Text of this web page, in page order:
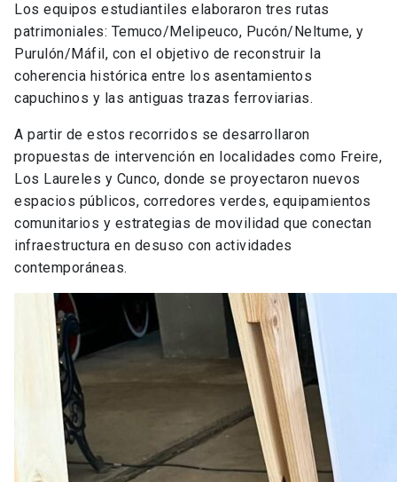
Los equipos estudiantiles elaboraron tres rutas
patrimoniales: Temuco/Melipeuco, Pucón/Neltume, y
Purulón/Máfil, con el objetivo de reconstruir la
coherencia histórica entre los asentamientos
capuchinos y las antiguas trazas ferroviarias.
A partir de estos recorridos se desarrollaron
propuestas de intervención en localidades como Freire,
Los Laureles y Cunco, donde se proyectaron nuevos
espacios públicos, corredores verdes, equipamientos
comunitarios y estrategias de movilidad que conectan
infraestructura en desuso con actividades
contemporáneas.